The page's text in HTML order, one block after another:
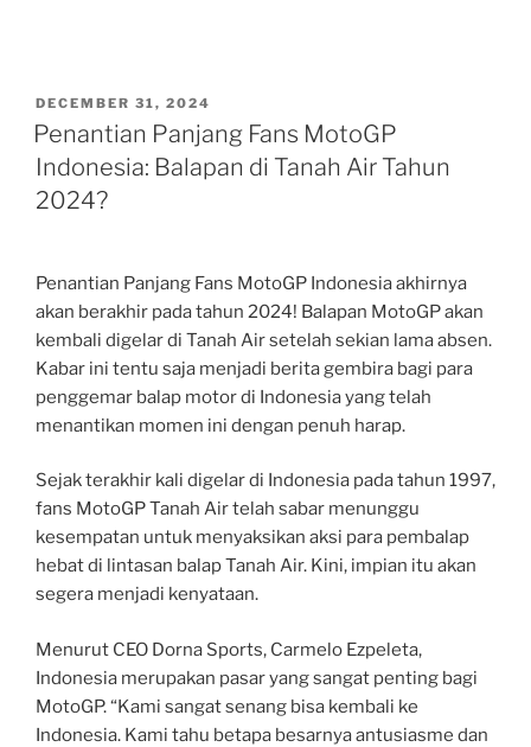
POSTED
ON
DECEMBER 31, 2024
Penantian Panjang Fans MotoGP
Indonesia: Balapan di Tanah Air Tahun
2024?
Penantian Panjang Fans MotoGP Indonesia akhirnya
akan berakhir pada tahun 2024! Balapan MotoGP akan
kembali digelar di Tanah Air setelah sekian lama absen.
Kabar ini tentu saja menjadi berita gembira bagi para
penggemar balap motor di Indonesia yang telah
menantikan momen ini dengan penuh harap.
Sejak terakhir kali digelar di Indonesia pada tahun 1997,
fans MotoGP Tanah Air telah sabar menunggu
kesempatan untuk menyaksikan aksi para pembalap
hebat di lintasan balap Tanah Air. Kini, impian itu akan
segera menjadi kenyataan.
Menurut CEO Dorna Sports, Carmelo Ezpeleta,
Indonesia merupakan pasar yang sangat penting bagi
MotoGP. “Kami sangat senang bisa kembali ke
Indonesia. Kami tahu betapa besarnya antusiasme dan